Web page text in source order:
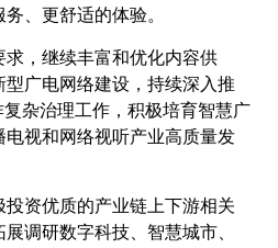
、更舒适的体验。
求，继续丰富和优化内容供
广电网络建设，持续深入推
杂治理工作，积极培育智慧广
视和网络视听产业高质量发
资优质的产业链上下游相关
调研数字科技、智慧城市、